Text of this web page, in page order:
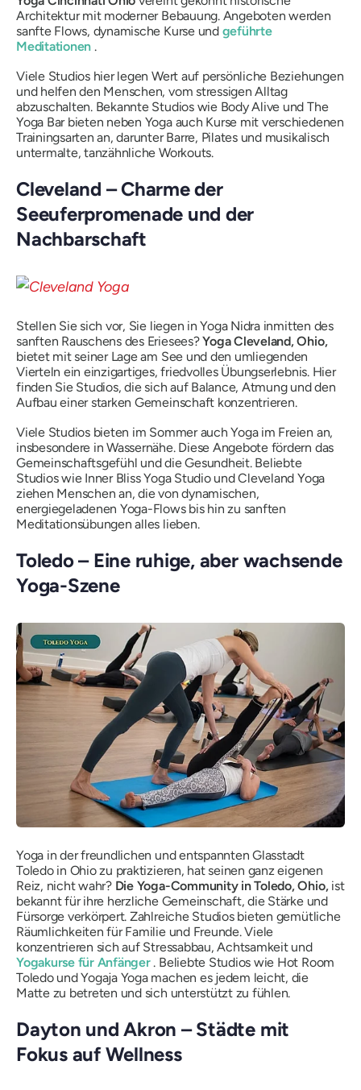
Architektur mit moderner Bebauung. Angeboten werden
sanfte Flows, dynamische Kurse und geführte
Meditationen .
Viele Studios hier legen Wert auf persönliche Beziehungen
und helfen den Menschen, vom stressigen Alltag
abzuschalten. Bekannte Studios wie Body Alive und The
Yoga Bar bieten neben Yoga auch Kurse mit verschiedenen
Trainingsarten an, darunter Barre, Pilates und musikalisch
untermalte, tanzähnliche Workouts.
Cleveland – Charme der
Seeuferpromenade und der
Nachbarschaft
Stellen Sie sich vor, Sie liegen in Yoga Nidra inmitten des
sanften Rauschens des Eriesees?Yoga Cleveland, Ohio,
bietet mit seiner Lage am See und den umliegenden
Vierteln ein einzigartiges, friedvolles Übungserlebnis. Hier
finden Sie Studios, die sich auf Balance, Atmung und den
Aufbau einer starken Gemeinschaft konzentrieren.
Viele Studios bieten im Sommer auch Yoga im Freien an,
insbesondere in Wassernähe. Diese Angebote fördern das
Gemeinschaftsgefühl und die Gesundheit. Beliebte
Studios wie Inner Bliss Yoga Studio und Cleveland Yoga
ziehen Menschen an, die von dynamischen,
energiegeladenen Yoga-Flows bis hin zu sanften
Meditationsübungen alles lieben.
Toledo – Eine ruhige, aber wachsende
Yoga-Szene
Yoga in der freundlichen und entspannten Glasstadt
Toledo in Ohio zu praktizieren, hat seinen ganz eigenen
Reiz, nicht wahr? Die Yoga-Community in Toledo, Ohio,ist
bekannt für ihre herzliche Gemeinschaft, die Stärke und
Fürsorge verkörpert. Zahlreiche Studios bieten gemütliche
Räumlichkeiten für Familie und Freunde. Viele
konzentrieren sich auf Stressabbau, Achtsamkeit und
Yogakurse für Anfänger. Beliebte Studios wie Hot Room
Toledo und Yogaja Yoga machen es jedem leicht, die
Matte zu betreten und sich unterstützt zu fühlen.
Dayton und Akron – Städte mit
Fokus auf Wellness